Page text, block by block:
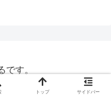
す。
るです。.
トップ サイドバー